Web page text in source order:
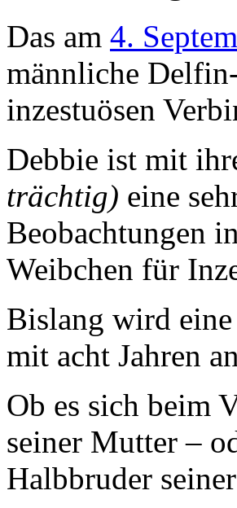
Das am 4.
männliche
inzestuösen
Debbie ist mit
trächtig) eine
Beobachtungen
Weibchen für
Bislang wird
mit acht Jahren
Ob es sich beim
seiner Mutter –
Halbbruder